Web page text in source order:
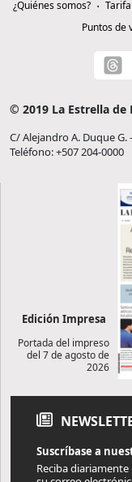
¿Quiénes somos?
Puntos de
© 2019 La Estrella de
C/ Alejandro A. Duque G.
Teléfono: +507 204-0000
Edición Impresa
Portada del impreso
del 7 de agosto de
2026
Suscríbase a
Reciba